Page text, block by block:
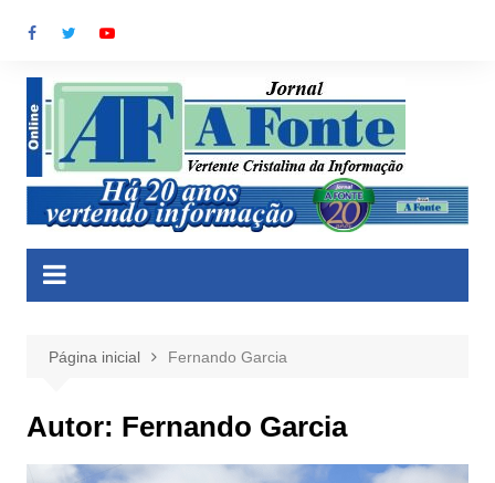
para
conteúdo
Página inicial Fernando Garcia
Autor: Fernando Garcia